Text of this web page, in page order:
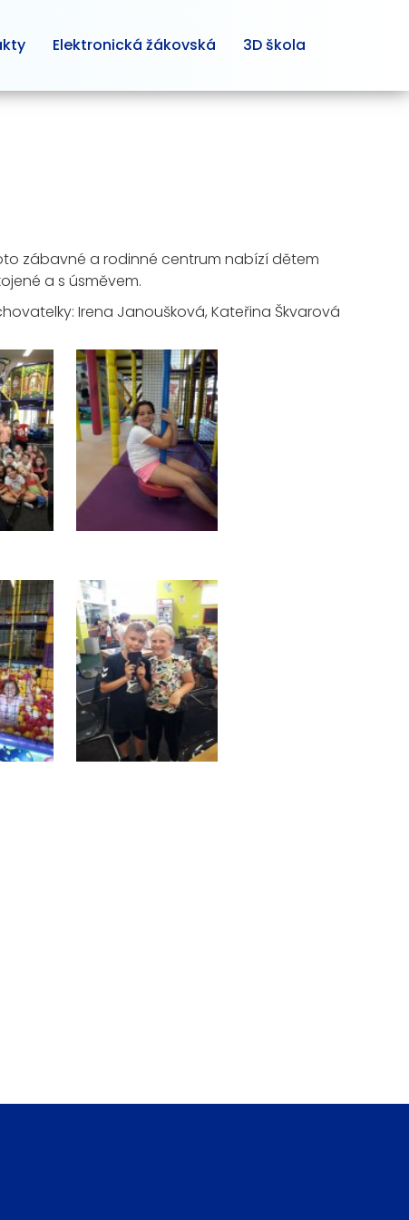
Elektronická žákovská 3D škola
zábavné a rodinné centrum nabízí dětem
a s úsměvem.
Irena Janoušková, Kateřina Škvarová